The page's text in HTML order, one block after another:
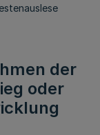
der
oder